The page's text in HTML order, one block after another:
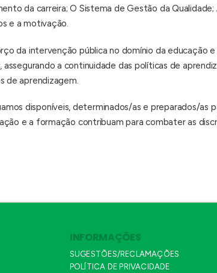
da carreira; O Sistema de Gestão da
e a motivação.
da intervenção pública no domínio da educação
a continuidade das políticas de
de aprendizagem.
disponíveis, determinados/as e preparados/as
e a formação contribuam para combater as
INFORMAÇÕES
SUGESTÕES/RECLAMAÇÕES
POLÍTICA DE PRIVACIDADE